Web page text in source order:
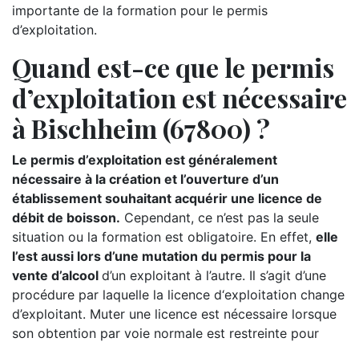
importante de la formation pour le permis
d’exploitation.
Quand est-ce que le permis
d’exploitation est nécessaire
à Bischheim (67800) ?
Le permis d’exploitation est généralement
nécessaire à la création et l’ouverture d’un
établissement souhaitant acquérir une licence de
débit de boisson. Cependant, ce n’est pas la seule
situation ou la formation est obligatoire. En effet, elle
l’est aussi lors d’une mutation du permis pour la
vente d’alcool d’un exploitant à l’autre. Il s’agit d’une
procédure par laquelle la licence d‘exploitation change
d’exploitant. Muter une licence est nécessaire lorsque
son obtention par voie normale est restreinte pour